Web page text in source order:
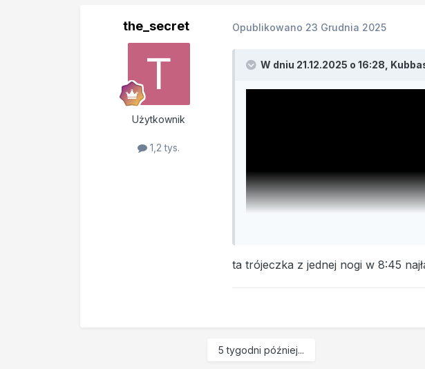
the_secret
Użytkownik
1,2 tys.
Opublikowano 23 Grudnia 2025
W dniu 21.12.2025 o 16:28,
ta trójeczka z jednej nogi w 8:45
5 tygodni później...